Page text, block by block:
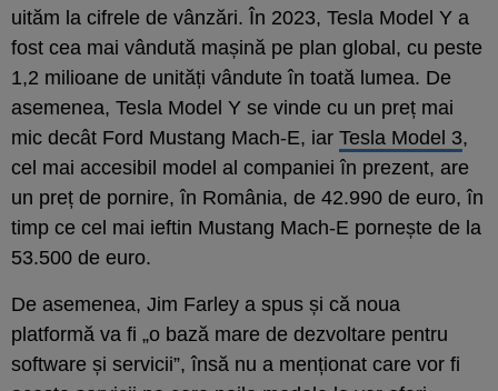
uităm la cifrele de vânzări. În 2023, Tesla Model Y a
fost cea mai vândută mașină pe plan global, cu peste
1,2 milioane de unități vândute în toată lumea. De
asemenea, Tesla Model Y se vinde cu un preț mai
mic decât Ford Mustang Mach-E, iar Tesla Model 3,
cel mai accesibil model al companiei în prezent, are
un preț de pornire, în România, de 42.990 de euro, în
timp ce cel mai ieftin Mustang Mach-E pornește de la
53.500 de euro.
De asemenea, Jim Farley a spus și că noua
platformă va fi „o bază mare de dezvoltare pentru
software și servicii”, însă nu a menționat care vor fi